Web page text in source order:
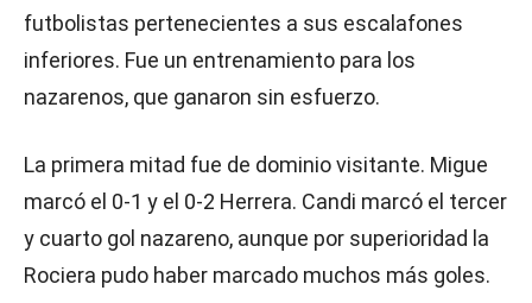
futbolistas pertenecientes a sus escalafones
inferiores. Fue un entrenamiento para los
nazarenos, que ganaron sin esfuerzo.
La primera mitad fue de dominio visitante. Migue
marcó el 0-1 y el 0-2 Herrera. Candi marcó el tercer
y cuarto gol nazareno, aunque por superioridad la
Rociera pudo haber marcado muchos más goles.